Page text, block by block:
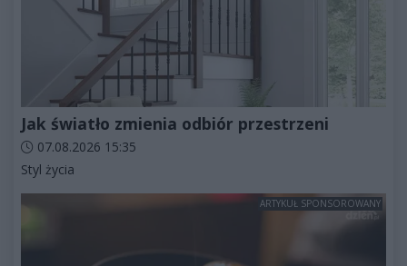
Jak światło zmienia odbiór przestrzeni
Data dodania artykułu:
07.08.2026 15:35
Kategorie artykułu:
Styl życia
ARTYKUŁ SPONSOROWANY